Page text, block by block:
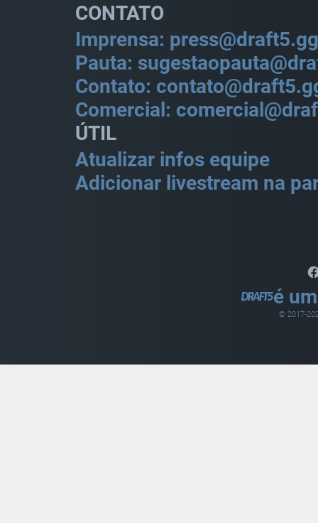
CONTATO
Imprensa: press@draft5.gg
Pauta:
Contato:
Comercial:
ÚTIL
Atualizar infos equipe
Adicionar livestream na
é
© 2017-